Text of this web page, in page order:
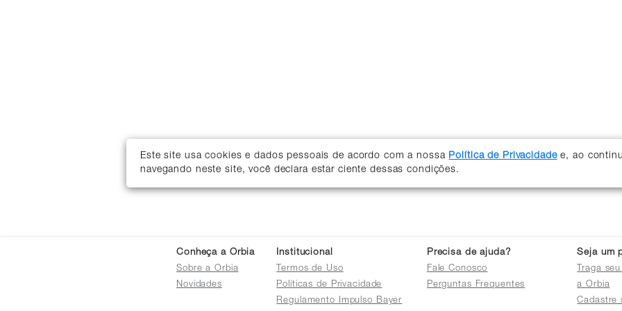
Este site usa cookies e dados pessoais de acordo com a nossa Política de Privacidadee, ao
navegando neste site, você declara estar ciente dessas condições.
Conheça a Orbia
Sobre a Orbia
Novidades
Institucional
Termos de Uso
Políticas de Privacidade
Regulamento Impulso Bayer
Precisa de ajuda?
Fale Conosco
Perguntas Frequentes
Seja um
Traga
a Orbia
Cadastre